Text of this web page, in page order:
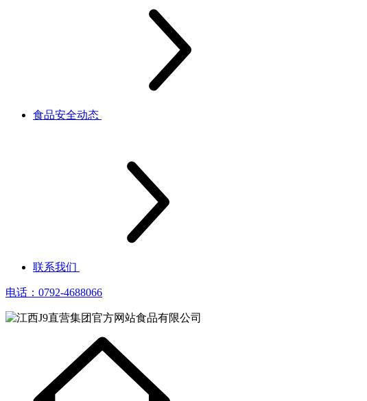
食品安全动态
联系我们
电话：0792-4688066